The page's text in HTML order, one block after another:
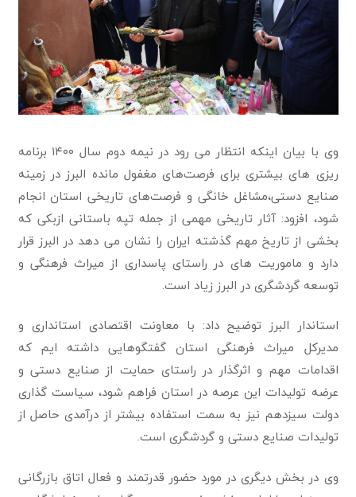
وی با بیان اینکه انتظار می رود در نیمه دوم سال ۱۴۰۰ برنامه
ریزی های بیشتری برای فرصت‌های مغفول مانده البرز در زمینه
صنایع دستی،مشاغل خانگی و فرصت‌های تاریخی استان انجام
شود، افزود: آثار تاریخی مهمی از جمله تپه باستانی ازبکی که
بخشی از تاریخ مهم گذشته ایران را نشان می دهد در البرز قرار
دارد و ماموریت های در راستای پاسداری از میراث فرهنگی و
توسعه گردشگری در البرز زیاد است.
استاندار البرز توضیح داد: با معاونت اقتصادی استانداری و
مدیرکل میراث فرهنگی استان گفتگوهایی داشته ایم که
اقدامات مهم و اثرگذار در راستای حمایت از صنایع دستی و
عرضه تولیدات این عرصه در استان فراهم شود، سیاست گذاری
دولت سیزدهم نیز به سمت استفاده بیشتر از درآمدی حاصل از
تولیدات صنایع دستی و گردشگری است.
وی در بخش دیگری در مورد حضور قدرتمند و فعال اتاق بازرگانی